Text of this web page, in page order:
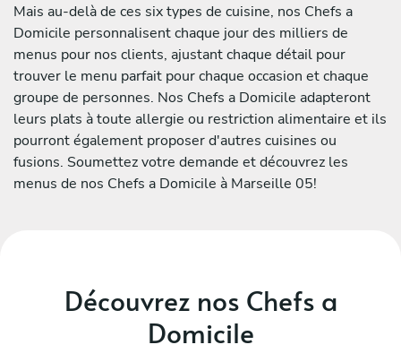
Mais au-delà de ces six types de cuisine, nos Chefs a
Domicile personnalisent chaque jour des milliers de
menus pour nos clients, ajustant chaque détail pour
trouver le menu parfait pour chaque occasion et chaque
groupe de personnes. Nos Chefs a Domicile adapteront
leurs plats à toute allergie ou restriction alimentaire et ils
pourront également proposer d'autres cuisines ou
fusions. Soumettez votre demande et découvrez les
menus de nos Chefs a Domicile à Marseille 05!
Découvrez nos Chefs a
Domicile